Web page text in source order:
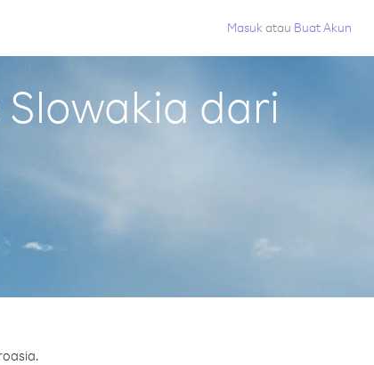
Masuk atau Buat Akun
dari